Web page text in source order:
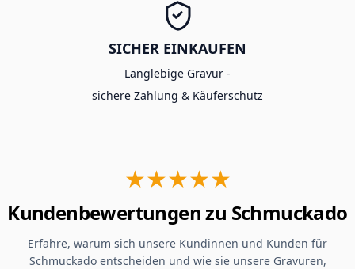
SICHER EINKAUFEN
Langlebige Gravur -
sichere Zahlung & Käuferschutz
★★★★★
Kundenbewertungen zu Schmuckado
Erfahre, warum sich unsere Kundinnen und Kunden für
Schmuckado entscheiden und wie sie unsere Gravuren,